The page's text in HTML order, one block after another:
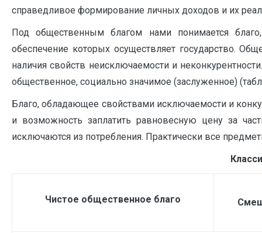
справедливое формирование личных доходов и их
Под общественным благом нами понимается
обеспечение которых осуществляет государство.
наличия свойств неисключаемости и
общественное, социально значимое (заслуженное)
Благо, обладающее свойствами исключаемости и
и возможность заплатить равновесную цену за
исключаются из потребления. Практически все
Чистое общественное благо